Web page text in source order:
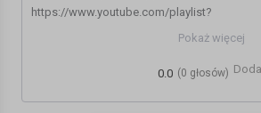
https://www.youtube.com/playlist?
list=PL1KlgjA3f5fNC8AVrnOtuTPgpsUFQ89lA
Zamów album: http://vulgarus.pl/kategoria/
Pokaż więcej
(0 głosów)
0.0